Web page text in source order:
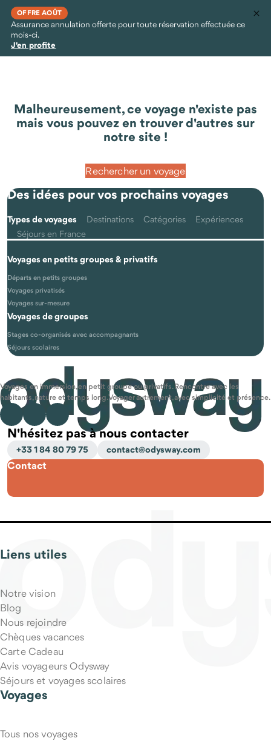
OFFRE AOÛT
Assurance annulation offerte pour toute réservation effectuée ce
mois-ci.
J'en profite
Malheureusement, ce voyage n'existe pas
mais vous pouvez en trouver d'autres sur
notre site !
Rechercher un voyage
Des idées pour vos prochains voyages
Types de voyages Destinations Catégories
Expériences
Séjours en France
Voyages en petits groupes & privatifs
Départs en petits groupes
Voyages privatisés
Voyages sur-mesure
Voyages de groupes
Stages co-organisés avec accompagnants
Séjours scolaires
Voyages en immersion, en petit groupe ou privatifs. Rencontre avec les
habitants, nature et temps long. Voyager autrement, avec simplicité et présence.
N'hésitez pas à nous contacter
+33 1 84 80 79 75 contact@odysway.com
Contact
Liens utiles
Notre vision
Blog
Nous rejoindre
Chèques vacances
Carte Cadeau
Avis voyageurs Odysway
Séjours et voyages scolaires
Voyages
Tous nos voyages